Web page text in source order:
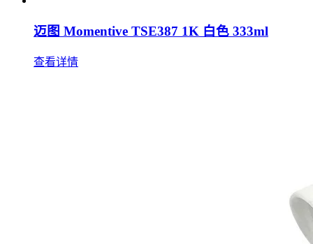
迈图 Momentive TSE387 1K 白色 333ml
查看详情